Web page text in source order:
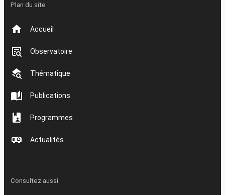
Plan du site
Accueil
Observatoire
Thématique
Publications
Programmes
Actualités
Consultez aussi